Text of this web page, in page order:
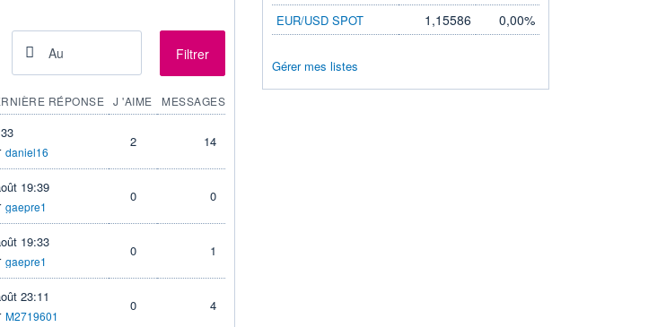
Filtrer
RÉPONSE J 'AIME MESSAGES
daniel16
2 14
19:39
gaepre1
0 0
19:33
gaepre1
0 1
23:11
M2719601
0 4
EUR/USD SPOT 1,15586 0,00%
Gérer mes listes